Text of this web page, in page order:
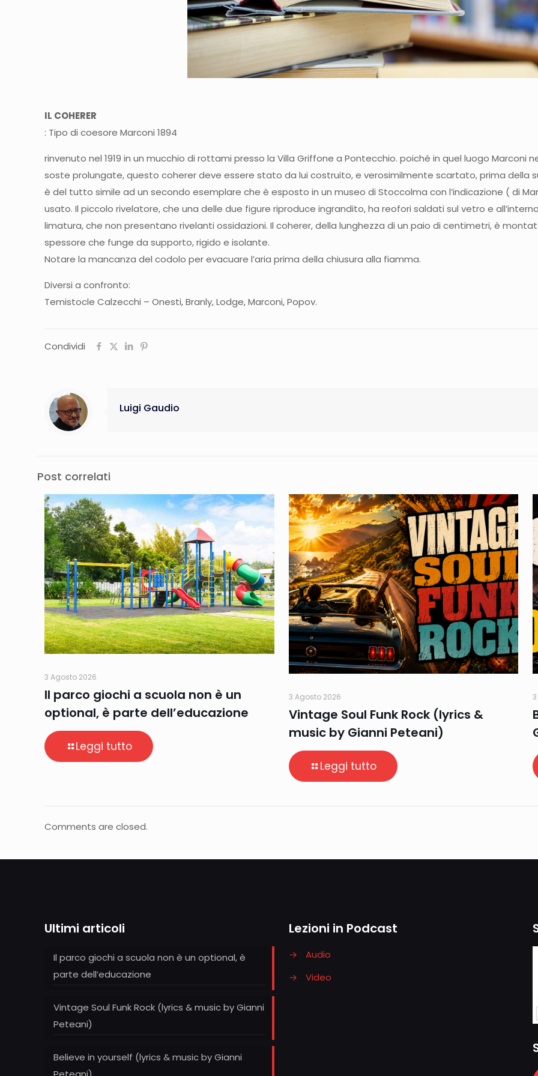
IL COHERER
: Tipo di coesore Marconi 1894
rinvenuto nel 1919 in un mucchio di rottami presso la Villa Griffone a Pontecchio. poiché in quel luogo Marconi
soste prolungate, questo coherer deve essere stato da lui costruito, e verosimilmente scartato, prima della
è del tutto simile ad un secondo esemplare che è esposto in un museo di Stoccolma con l’indicazione ( di
usato. Il piccolo rivelatore, che una delle due figure riproduce ingrandito, ha reofori saldati sul vetro e
limatura, che non presentano rivelanti ossidazioni. Il coherer, della lunghezza di un paio di centimetri, è
spessore che funge da supporto, rigido e isolante.
Notare la mancanza del codolo per evacuare l’aria prima della chiusura alla fiamma.
Diversi a confronto:
Temistocle Calzecchi – Onesti, Branly, Lodge, Marconi, Popov.
Condividi
Luigi Gaudio
Post correlati
3 Agosto 2026
Il parco giochi a scuola non è un
optional, è parte dell’educazione
Leggi tutto
3 Agosto 2026
Vintage Soul Funk Rock (lyrics &
music by Gianni Peteani)
Leggi tutto
Comments are closed.
Ultimi articoli
Il parco giochi a scuola non è un optional, è
parte dell’educazione
Vintage Soul Funk Rock (lyrics & music by Gianni
Peteani)
Believe in yourself (lyrics & music by Gianni
Lezioni in Podcast
→
Audio
→
Video